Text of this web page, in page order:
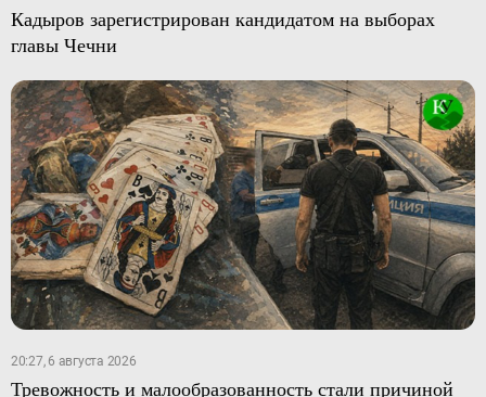
Кадыров зарегистрирован кандидатом на выборах
главы Чечни
20:27, 6 августа 2026
Тревожность и малообразованность стали причиной